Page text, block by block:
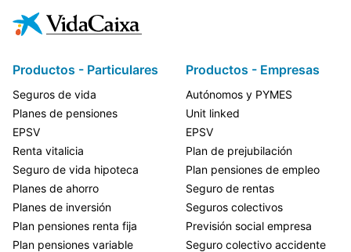
Productos - Particulares
Seguros de vida
Planes de pensiones
EPSV
Renta vitalicia
Seguro de vida hipoteca
Planes de ahorro
Planes de inversión
Plan pensiones renta fija
Plan pensiones variable
Productos - Empresas
Autónomos y PYMES
Unit linked
EPSV
Plan de prejubilación
Plan pensiones de empleo
Seguro de rentas
Seguros colectivos
Previsión social empresa
Seguro colectivo accidente